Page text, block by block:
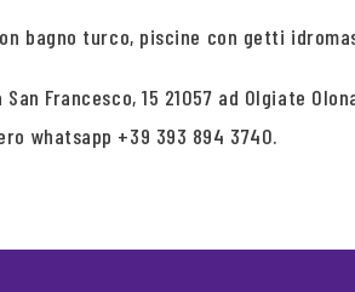
bagno turco, piscine con getti
San Francesco, 15 21057 ad Olgiate
whatsapp +39 393 894 3740.